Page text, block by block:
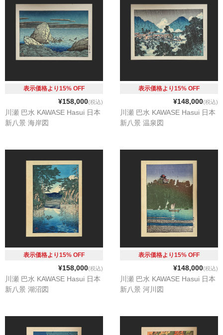
商品一覧
お問い合わせ
メンバー
表示価格より15% OFF
¥158,000(税込)
川瀬 巴水 KAWASE Hasui 日本
新八景 海岸図
表示価格より15% OFF
¥148,000(税込)
川瀬 巴水 KAWASE Hasui 日本
新八景 温泉図
表示価格より15% OFF
¥158,000(税込)
川瀬 巴水 KAWASE Hasui 日本
新八景 湖沼図
表示価格より15% OFF
¥148,000(税込)
川瀬 巴水 KAWASE Hasui 日本
新八景 河川図